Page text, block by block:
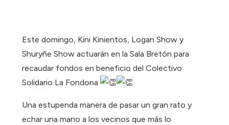
Este domingo, Kini Kinientos, Logan Show y
Shuryñe Show actuarán en la Sala Bretón para
recaudar fondos en beneficio del Colectivo
Solidario La Fondona
Una estupenda manera de pasar un gran rato y
echar una mano a los vecinos que más lo